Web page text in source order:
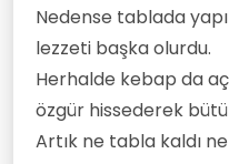
Nedense tablada
lezzeti başka olurdu.
Herhalde kebap da
özgür hissederek
Artık ne tabla kaldı